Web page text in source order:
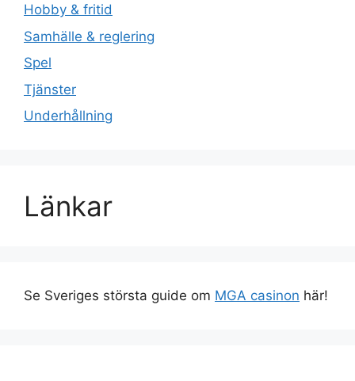
Hobby & fritid
Samhälle & reglering
Spel
Tjänster
Underhållning
Länkar
Se Sveriges största guide om MGA casinon här!